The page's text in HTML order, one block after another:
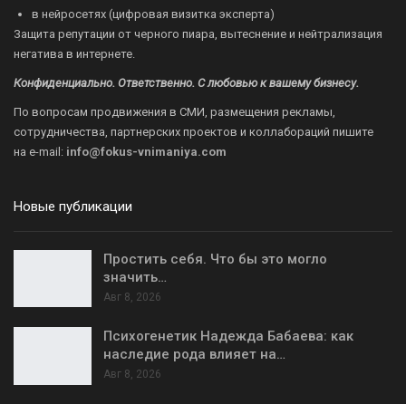
в нейросетях (цифровая визитка эксперта)
Защита репутации от черного пиара, вытеснение и нейтрализация
негатива в интернете.
Конфиденциально. Ответственно. С любовью к вашему бизнесу.
По вопросам продвижения в СМИ, размещения рекламы,
сотрудничества, партнерских проектов и коллабораций пишите
на e-mail: info@fokus-vnimaniya.com
Новые публикации
Простить себя. Что бы это могло
значить…
Авг 8, 2026
Психогенетик Надежда Бабаева: как
наследие рода влияет на…
Авг 8, 2026